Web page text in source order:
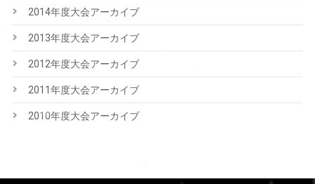
2014年度大会アーカイブ
2013年度大会アーカイブ
2012年度大会アーカイブ
2011年度大会アーカイブ
2010年度大会アーカイブ